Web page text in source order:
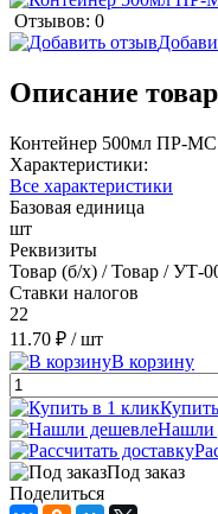
Отзывов: 0
Описание
Контейнер 500мл ПР-МС
Характеристики:
Все характеристики
Базовая единица
шт
Реквизиты
Товар (б/х) / Товар / УТ-
Ставки налогов
22
11.70 ₽ / шт
В корзину
Нашли
Под заказ
Поделиться